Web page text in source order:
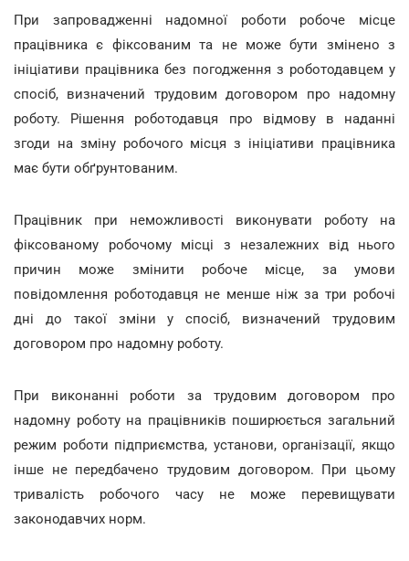
При запровадженні надомної роботи робоче місце
працівника є фіксованим та не може бути змінено з
ініціативи працівника без погодження з роботодавцем у
спосіб, визначений трудовим договором про надомну
роботу. Рішення роботодавця про відмову в наданні
згоди на зміну робочого місця з ініціативи працівника
має бути обґрунтованим.
Працівник при неможливості виконувати роботу на
фіксованому робочому місці з незалежних від нього
причин може змінити робоче місце, за умови
повідомлення роботодавця не менше ніж за три робочі
дні до такої зміни у спосіб, визначений трудовим
договором про надомну роботу.
При виконанні роботи за трудовим договором про
надомну роботу на працівників поширюється загальний
режим роботи підприємства, установи, організації, якщо
інше не передбачено трудовим договором. При цьому
тривалість робочого часу не може перевищувати
законодавчих норм.